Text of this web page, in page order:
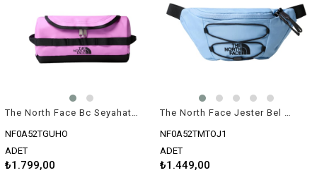
NF0A52TGUHO
ADET
₺1.799,00
NF0A52TMTOJ1
ADET
₺1.449,00